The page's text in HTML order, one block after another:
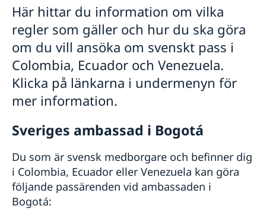
Förlust av pass eller bankkort
Frihetsberövad
Ekonomiskt nödställd
Om du blir sjuk eller råkar ut för en olycka
Pass utomlands
Förnyelse av pass för vuxna
Förnyelse av pass för barn under 18 år
Första ansökan om pass för barn under 18 år
Provisoriskt pass
Nationellt id-kort
Samordningsnummer
Vanliga frågor om pass och nationellt ID-kort
Legaliseringar
Barn födda genom surrogatarrangemang
Hjälp kring medborgarskap
Ansökan om att få behålla svenskt medborgarskap
Gifta sig utomlands i Colombia
Avgifter
Körkort
Anmäl din utlandsvistelse
Pension
Reseinformation
Ambassadens reseinformation
Utvecklingssamarbete
Här hittar du information om vilka
regler som gäller och hur du ska göra
om du vill ansöka om svenskt pass i
Colombia, Ecuador och Venezuela.
Klicka på länkarna i undermenyn för
mer information.
Sveriges ambassad i Bogotá
Du som är svensk medborgare och befinner dig
i Colombia, Ecuador eller Venezuela kan göra
följande passärenden vid ambassaden i
Bogotá: